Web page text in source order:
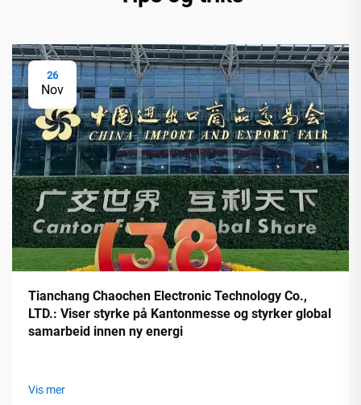
26
Nov
Tianchang Chaochen Electronic Technology Co.,
LTD.: Viser styrke på Kantonmesse og styrker global
samarbeid innen ny energi
Vis mer